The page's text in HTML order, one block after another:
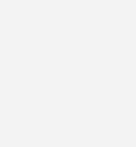
Beispiel des
für